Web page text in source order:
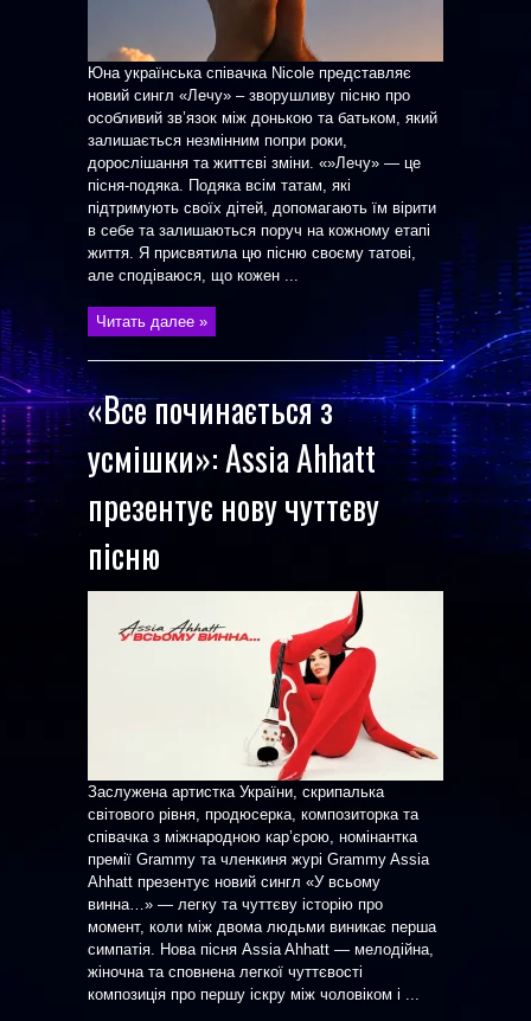
Юна українська співачка Nicole представляє
новий сингл «Лечу» – зворушливу пісню про
особливий зв’язок між донькою та батьком, який
залишається незмінним попри роки,
дорослішання та життєві зміни. «»Лечу» — це
пісня-подяка. Подяка всім татам, які
підтримують своїх дітей, допомагають їм вірити
в себе та залишаються поруч на кожному етапі
життя. Я присвятила цю пісню своєму татові,
але сподіваюся, що кожен ...
Читать далее »
«Все починається з
усмішки»: Assia Ahhatt
презентує нову чуттєву
пісню
Заслужена артистка України, скрипалька
світового рівня, продюсерка, композиторка та
співачка з міжнародною кар’єрою, номінантка
премії Grammy та членкиня журі Grammy Assia
Ahhatt презентує новий сингл «У всьому
винна…» — легку та чуттєву історію про
момент, коли між двома людьми виникає перша
симпатія. Нова пісня Assia Ahhatt — мелодійна,
жіночна та сповнена легкої чуттєвості
композиція про першу іскру між чоловіком і ...